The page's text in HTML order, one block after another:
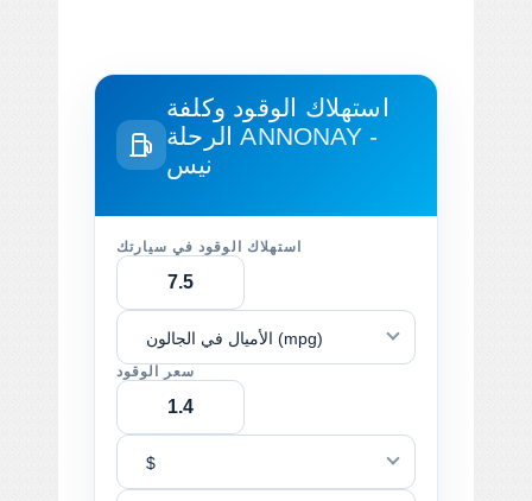
استهلاك الوقود وكلفة
ANNONAY -
نيس
استهلاك الوقود في سيارتك
الأميال في الجالون (mpg)
سعر الوقود
$